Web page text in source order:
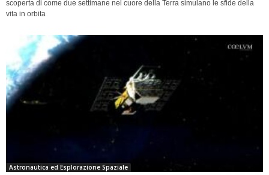
scoperta di come due settimane nel cuore della Terra simulano le sfide della
vita in orbita
Astronautica ed Esplorazione Spaziale